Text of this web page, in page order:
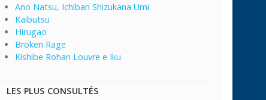
Ano Natsu, Ichiban Shizukana Umi
Kaibutsu
Hirugao
Broken Rage
Kishibe Rohan Louvre e Iku
LES PLUS CONSULTÉS